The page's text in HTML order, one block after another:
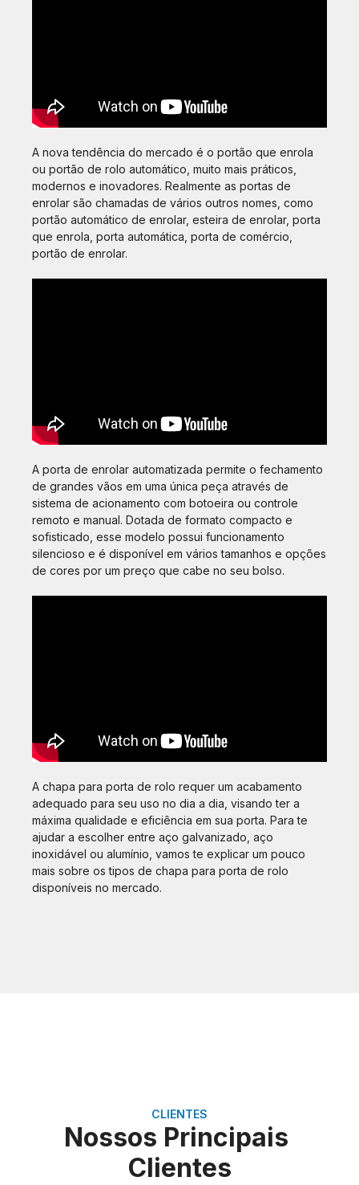
A nova tendência do mercado é o portão que enrola
ou portão de rolo automático, muito mais práticos,
modernos e inovadores. Realmente as portas de
enrolar são chamadas de vários outros nomes, como
portão automático de enrolar, esteira de enrolar, porta
que enrola, porta automática, porta de comércio,
portão de enrolar.
A porta de enrolar automatizada permite o fechamento
de grandes vãos em uma única peça através de
sistema de acionamento com botoeira ou controle
remoto e manual. Dotada de formato compacto e
sofisticado, esse modelo possui funcionamento
silencioso e é disponível em vários tamanhos e opções
de cores por um preço que cabe no seu bolso.
A chapa para porta de rolo requer um acabamento
adequado para seu uso no dia a dia, visando ter a
máxima qualidade e eficiência em sua porta. Para te
ajudar a escolher entre aço galvanizado, aço
inoxidável ou alumínio, vamos te explicar um pouco
mais sobre os tipos de chapa para porta de rolo
disponíveis no mercado.
CLIENTES
Nossos Principais
Clientes